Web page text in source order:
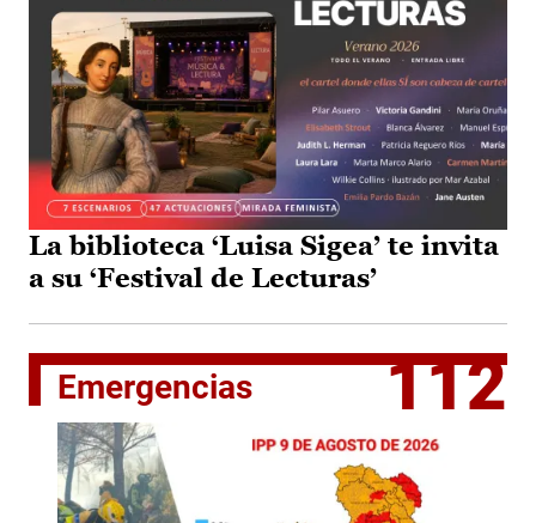
La biblioteca ‘Luisa Sigea’ te invita
a su ‘Festival de Lecturas’
Emergencias 112